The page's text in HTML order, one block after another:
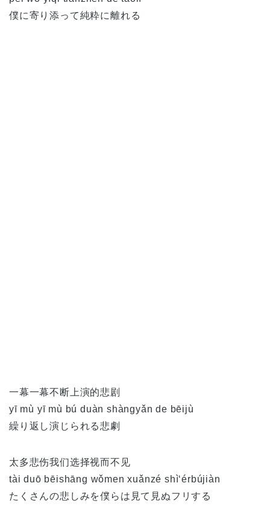
僕に寄り添って純粋に離れる
一幕一幕不断上演的悲剧
yī mù yī mù bú duàn shàngyǎn de bēijù
繰り返し演じられる悲劇
太多悲伤我们选择视而不见
tài duō bēishāng wǒmen xuǎnzé shì‘érbújiàn
たくさんの悲しみを僕らは見て見ぬフリする